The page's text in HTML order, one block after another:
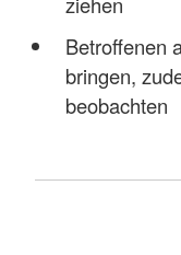
Betroffenen
bringen,
beobachten